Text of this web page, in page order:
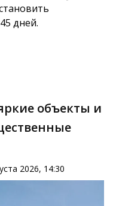
дней.
объекты и
2026, 14:30